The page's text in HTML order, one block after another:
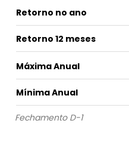
Retorno no ano
Retorno 12 meses
Máxima Anual
Mínima Anual
Fechamento D-1